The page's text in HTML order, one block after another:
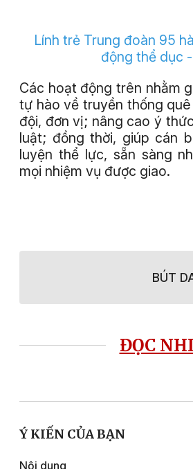
Lính trẻ Trung đoàn 95
động thể dục
Các hoạt động trên nhằm
tự hào về truyền thống
đội, đơn vị; nâng cao ý
luật; đồng thời, giúp cán
luyện thể lực, sẵn sàng
mọi nhiệm vụ được giao.
BÚT
ĐỌC
Ý KIẾN CỦA BẠN
Nội dung